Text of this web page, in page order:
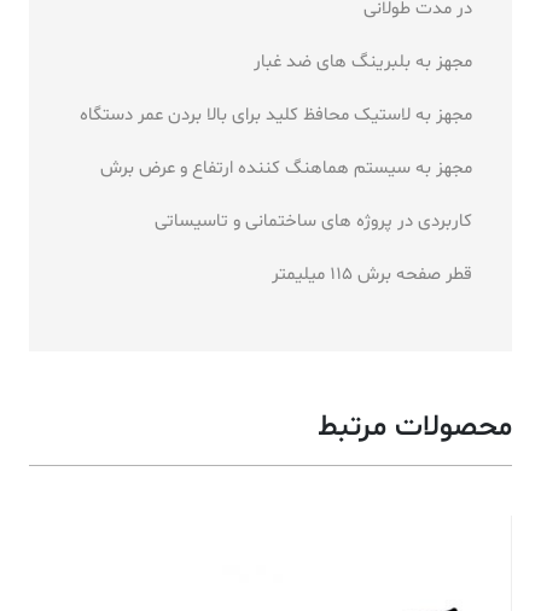
در مدت طولانی
مجهز به بلبرینگ های ضد غبار
مجهز به لاستیک محافظ کلید برای بالا بردن عمر دستگاه
مجهز به سیستم هماهنگ کننده ارتفاع و عرض برش
کاربردی در پروژه های ساختمانی و تاسیساتی
قطر صفحه برش 115 میلیمتر
محصولات مرتبط